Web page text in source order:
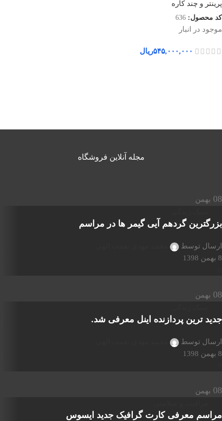
پرینتر و چند کاره
کد محصول: 636
موجود در انبار
۵۴۵,۰۰۰,۰۰۰ریال
مجله آنلاین فروشگاه
08 بهمن
بزرگترین گردهم آیی گیمر ها در مراسم
ارسال توسط
8 بهمن 1398
08 بهمن
جدید ترین پردازنده اینل معرفی شد.
ارسال توسط
8 بهمن 1398
08 بهمن
مراسم معرفی کارت گرافیک جدید ایسوس